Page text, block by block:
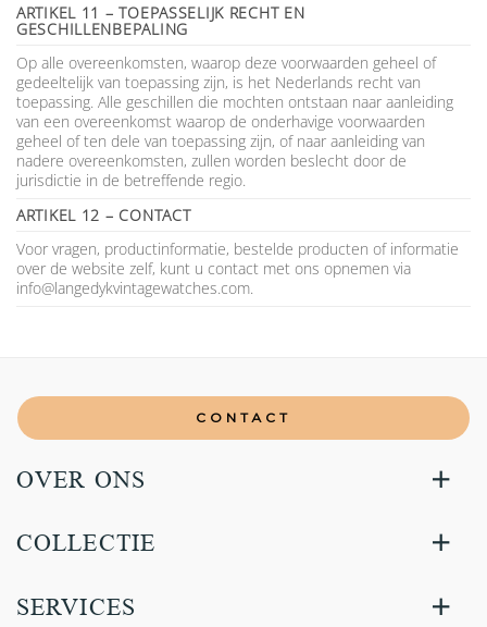
ARTIKEL 11 – TOEPASSELIJK RECHT EN
GESCHILLENBEPALING
Op alle overeenkomsten, waarop deze voorwaarden geheel of
gedeeltelijk van toepassing zijn, is het Nederlands recht van
toepassing. Alle geschillen die mochten ontstaan naar aanleiding
van een overeenkomst waarop de onderhavige voorwaarden
geheel of ten dele van toepassing zijn, of naar aanleiding van
nadere overeenkomsten, zullen worden beslecht door de
jurisdictie in de betreffende regio.
ARTIKEL 12 – CONTACT
Voor vragen, productinformatie, bestelde producten of informatie
over de website zelf, kunt u contact met ons opnemen via
info@langedykvintagewatches.com
CONTACT
OVER ONS
COLLECTIE
SERVICES